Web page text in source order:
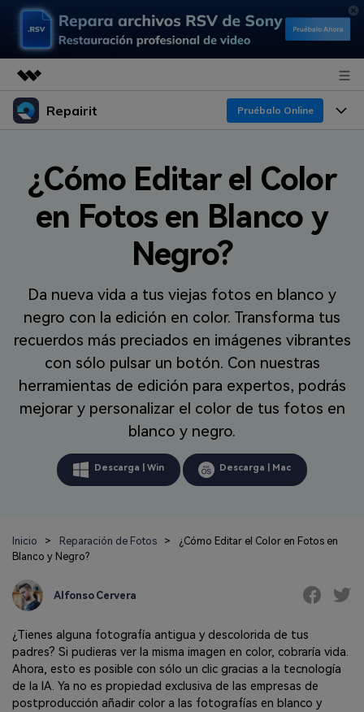
Productos destacados
Utilidades
Resumen
Quiénes somos
Soporte
Repairit Pruébalo Online
Repairit IA
Repara y mejora archivos con IA
multiplataforma
Pruébalo Gratis
Repairit en Línea IA
Repara y mejora archivos en línea
Repairit for Email
Funciones
Para PC
Experto en Reparación de Datos
Perspectiva Tecnológica
Guías y Soporte
Soluciones de Video
Soluciones de Archivos
Soluciones de Fotos
Soluciones de Audio
Descubre Más Soluciones
Precios
Repairit Toolkit
Repara profesionalmente tus videos, fotos,
documentos y audios con inteligencia artificial.
Repairit for Email
Abre la app Iniciar sesión
¿Cómo Editar el Color
en Fotos en Blanco y
Negro?
Da nueva vida a tus viejas fotos en blanco y
negro con la edición en color. Transforma tus
recuerdos más preciados en imágenes vibrantes
con sólo pulsar un botón. Con nuestras
herramientas de edición para expertos, podrás
mejorar y personalizar el color de tus fotos en
blanco y negro.
Descarga | Win Descarga | Mac
Inicio > Reparación de Fotos >
¿Cómo Editar el Color en Fotos en
Blanco y Negro?
Alfonso Cervera
¿Tienes alguna fotografía antigua y descolorida de tus
padres? Si pudieras ver la misma imagen en color, cobraría vida.
Ahora, esto es posible con sólo un clic gracias a la tecnología
de la IA. Ya no es propiedad exclusiva de las empresas de
postproducción añadir color a las fotografías en blanco y